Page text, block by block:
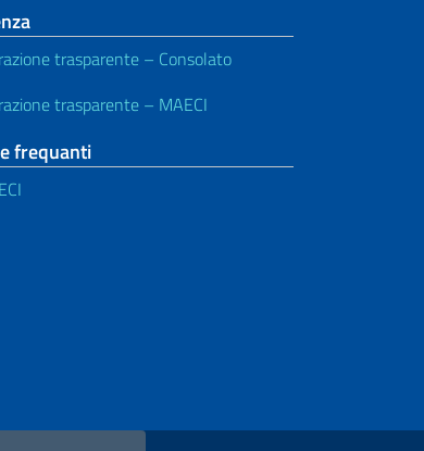
trasparente – Consolato
trasparente – MAECI
frequanti